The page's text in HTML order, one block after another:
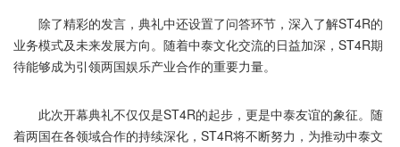
除了精彩的发言，典礼中还设置了问答环节，深入了解ST4R的
业务模式及未来发展方向。随着中泰文化交流的日益加深，ST4R期
待能够成为引领两国娱乐产业合作的重要力量。
此次开幕典礼不仅仅是ST4R的起步，更是中泰友谊的象征。随
着两国在各领域合作的持续深化，ST4R将不断努力，为推动中泰文